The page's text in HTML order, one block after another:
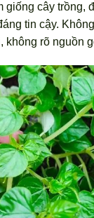
giống cây trồng,
tin cậy.
không rõ nguồn